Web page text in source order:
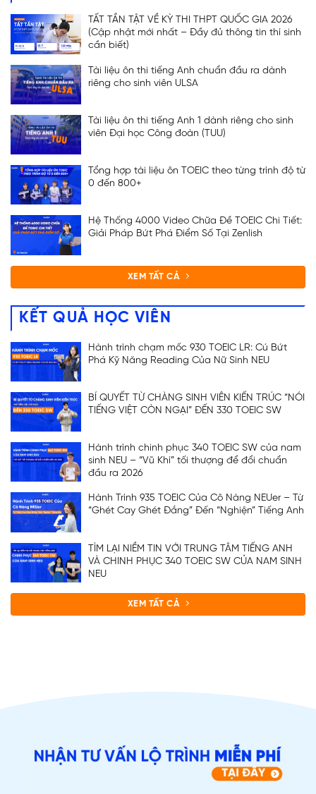
TẤT TẦN TẬT VỀ KỲ THI THPT QUỐC GIA 2026
(Cập nhật mới nhất – Đầy đủ thông tin thí sinh
cần biết)
Tài liệu ôn thi tiếng Anh chuẩn đầu ra dành
riêng cho sinh viên ULSA
Tài liệu ôn thi tiếng Anh 1 dành riêng cho sinh
viên Đại học Công đoàn (TUU)
Tổng hợp tài liệu ôn TOEIC theo từng trình độ từ
0 đến 800+
Hệ Thống 4000 Video Chữa Đề TOEIC Chi Tiết:
Giải Pháp Bứt Phá Điểm Số Tại Zenlish
XEM TẤT CẢ
KẾT QUẢ HỌC VIÊN
Hành trình chạm mốc 930 TOEIC LR: Cú Bứt
Phá Kỹ Năng Reading Của Nữ Sinh NEU
BÍ QUYẾT TỪ CHÀNG SINH VIÊN KIẾN TRÚC “NÓI
TIẾNG VIỆT CÒN NGẠI” ĐẾN 330 TOEIC SW
Hành trình chinh phục 340 TOEIC SW của nam
sinh NEU – “Vũ Khí” tối thượng để đổi chuẩn
đầu ra 2026
Hành Trình 935 TOEIC Của Cô Nàng NEUer – Từ
“Ghét Cay Ghét Đắng” Đến “Nghiện” Tiếng Anh
TÌM LẠI NIỀM TIN VỚI TRUNG TÂM TIẾNG ANH
VÀ CHINH PHỤC 340 TOEIC SW CỦA NAM SINH
NEU
XEM TẤT CẢ